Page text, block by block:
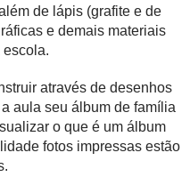
de lápis (grafite e de
e demais materiais
através de desenhos
aula seu álbum de família
o que é um álbum
fotos impressas estão